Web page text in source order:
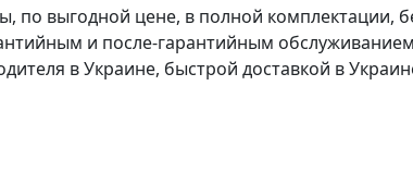
по выгодной цене, в полной комплектации,
и после-гарантийным
в Украине, быстрой доставкой в